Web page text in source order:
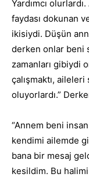
Yardımcı
faydası dokunan
ikisiydi. Düşün
derken onlar beni
zamanları gibiydi
çalışmaktı,
oluyorlardı.”
“Annem beni
kendimi ailemde
bana bir mesaj
kesildim. Bu